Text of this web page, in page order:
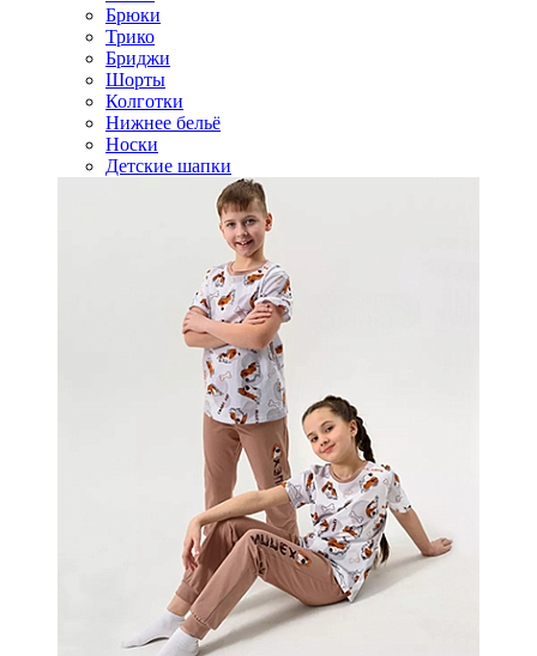
Брюки
Трико
Бриджи
Шорты
Колготки
Нижнее бельё
Носки
Детские шапки